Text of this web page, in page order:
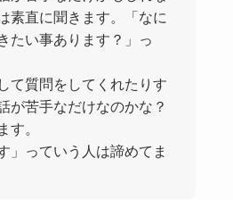
素直に聞きます。「なに
たい事あります？」っ
て質問をしてくれたりす
が苦手なだけなのかな？
す。
」っていう人は諦めてま